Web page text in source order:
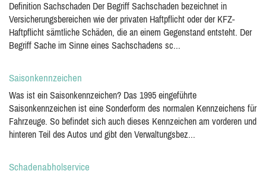
Definition Sachschaden Der Begriff Sachschaden bezeichnet in
Versicherungsbereichen wie der privaten Haftpflicht oder der KFZ-
Haftpflicht sämtliche Schäden, die an einem Gegenstand entsteht. Der
Begriff Sache im Sinne eines Sachschadens sc...
Saisonkennzeichen
Was ist ein Saisonkennzeichen? Das 1995 eingeführte
Saisonkennzeichen ist eine Sonderform des normalen Kennzeichens für
Fahrzeuge. So befindet sich auch dieses Kennzeichen am vorderen und
hinteren Teil des Autos und gibt den Verwaltungsbez...
Schadenabholservice